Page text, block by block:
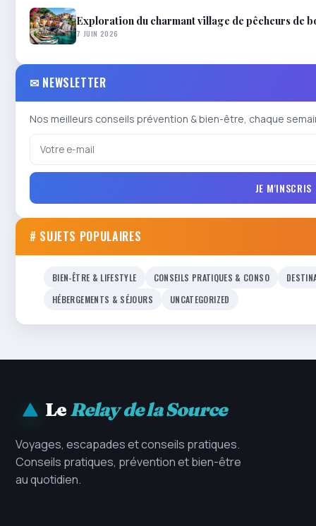
Exploration du charmant village de pêcheurs de
7 JUIN 2026
✉ NEWSLETTER
Nos meilleurs conseils prévention & bien-être, chaque
JE M'INSCRIS
# SUJETS POPULAIRES
BIEN-ÊTRE & LIFESTYLE CONSEILS PRATIQUES & CONSO
HÉBERGEMENTS & SÉJOURS
UNCATEGORIZED
LeRelay de la Source
Voyages, escapades et conseils pratiques.
Conseils pratiques, prévention et bien-être
au quotidien.